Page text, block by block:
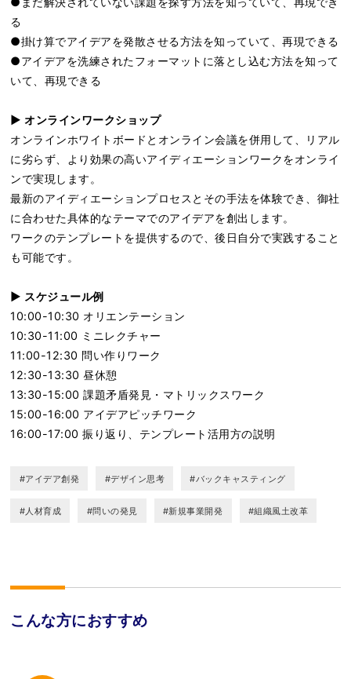
る
●掛け算でアイデアを発散させる方法を知っていて、再現できる
●アイデアを洗練されたフォーマットに落とし込む方法を知って
いて、再現できる
▶︎ オンラインワークショップ
オンラインホワイトボードとオンライン会議を併用して、リアル
に劣らず、より効果の高いアイディエーションワークをオンライ
ンで実現します。
最新のアイディエーションプロセスとその手法を体験でき、御社
に合わせた具体的なテーマでのアイデアを創出します。
ワークのテンプレートを提供するので、後日自分で実践すること
も可能です。
▶︎ スケジュール例
10:00-10:30 オリエンテーション
10:30-11:00 ミニレクチャー
11:00-12:30 問い作りワーク
12:30-13:30 昼休憩
13:30-15:00 課題矛盾発見・マトリックスワーク
15:00-16:00 アイデアピッチワーク
16:00-17:00 振り返り、テンプレート活用方の説明
#アイデア創発 #デザイン思考 #バックキャスティング
#人材育成 #問いの発見 #新規事業開発 #組織風土改革
こんな方におすすめ